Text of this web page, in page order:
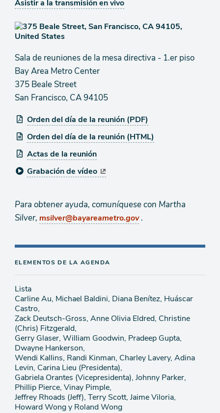
Asistir a la transmisión en vivo
Sala de reuniones de la mesa directiva - 1.er piso
Bay Area Metro Center
375 Beale Street
San Francisco, CA 94105
Orden del día de la reunión (PDF)
Orden del día de la reunión (HTML)
Actas de la reunión
Grabación de vídeo
Para obtener ayuda, comuníquese con Martha
Silver, msilver@bayareametro.gov.
ELEMENTOS DE LA AGENDA
Lista
Carline Au, Michael Baldini, Diana Benítez, Huáscar
Castro,
Zack Deutsch-Gross, Anne Olivia Eldred, Christine
(Chris) Fitzgerald,
Gerry Glaser, William Goodwin, Pradeep Gupta,
Dwayne Hankerson,
Wendi Kallins, Randi Kinman, Charley Lavery, Adina
Levin, Carina Lieu (Presidenta),
Gabriela Orantes (Vicepresidenta), Johnny Parker,
Phillip Pierce, Vinay Pimple,
Jeffrey Rhoads (Jeff), Terry Scott, Jaime Viloria,
Howard Wong y Roland Wong